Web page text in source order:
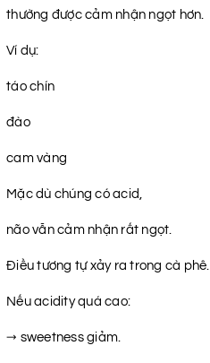
thường được cảm nhận ngọt hơn.
Ví dụ:
táo chín
đào
cam vàng
Mặc dù chúng có acid,
não vẫn cảm nhận rất ngọt.
Điều tương tự xảy ra trong cà phê.
Nếu acidity quá cao:
→ sweetness giảm.